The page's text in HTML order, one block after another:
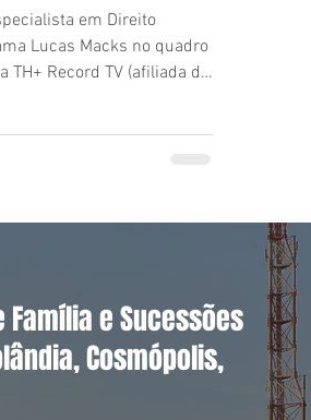
em Direito
Lucas Macks no quadro
TH+ Record TV (afiliada da
e Sucessões
Cosmópolis,